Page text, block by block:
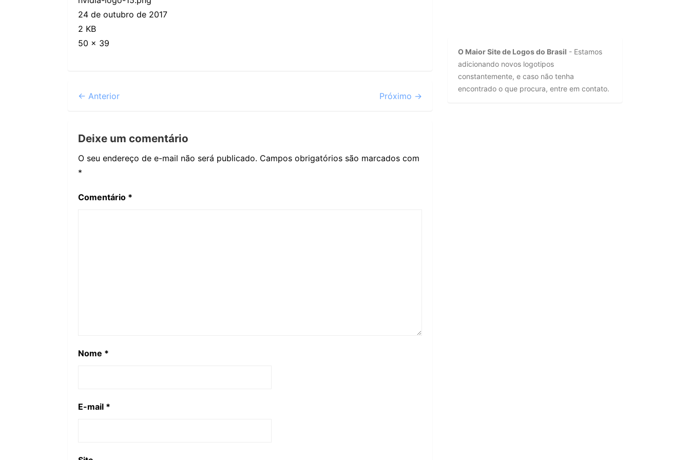
24 de outubro de 2017
2 KB
50 × 39
← Anterior Próximo →
Deixe um comentário
O seu endereço de e-mail não será publicado. Campos obrigatórios são marcados com
*
Comentário *
Nome *
E-mail *
O Maior Site de Logos do Brasil - Estamos
adicionando novos logotipos
constantemente, e caso não tenha
encontrado o que procura, entre em contato.